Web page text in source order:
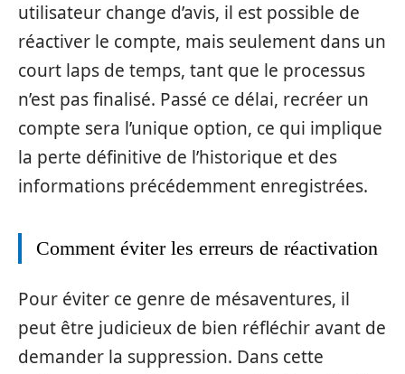
utilisateur change d’avis, il est possible de
réactiver le compte, mais seulement dans un
court laps de temps, tant que le processus
n’est pas finalisé. Passé ce délai, recréer un
compte sera l’unique option, ce qui implique
la perte définitive de l’historique et des
informations précédemment enregistrées.
Comment éviter les erreurs de réactivation
Pour éviter ce genre de mésaventures, il
peut être judicieux de bien réfléchir avant de
demander la suppression. Dans cette